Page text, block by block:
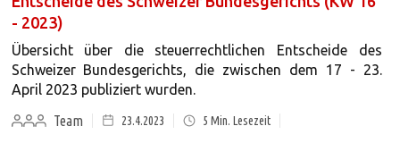
- 2023)
Übersicht über die steuerrechtlichen Entscheide des
Schweizer Bundesgerichts, die zwischen dem 17 - 23.
April 2023 publiziert wurden.
Team
23.4.2023 5 Min. Lesezeit